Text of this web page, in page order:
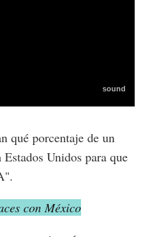
qué porcentaje de un
Unidos para que
con México